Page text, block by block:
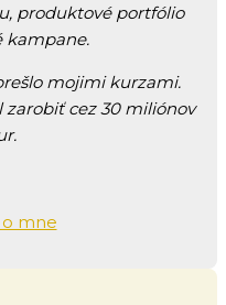
produktové portfólio
kampane.
mojimi kurzami.
cez 30 miliónov